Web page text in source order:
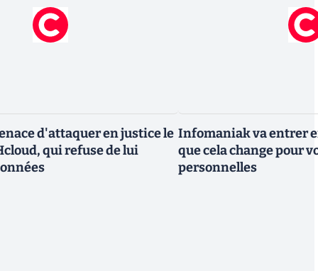
d'attaquer en justice le
qui refuse de lui
Infomaniak va entrer
que cela change pour
personnelles